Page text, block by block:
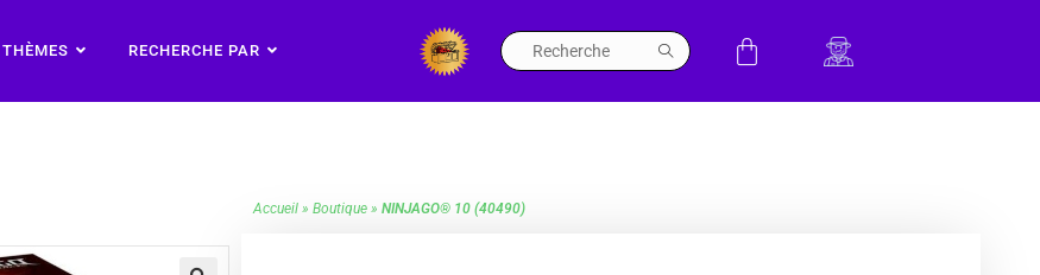
THÈMES RECHERCHE PAR
Accueil » Boutique » NINJAGO® 10 (40490)